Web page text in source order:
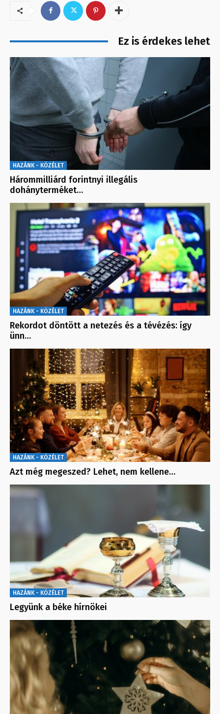
Ez is érdekes lehet
HAZÁNK - KÖZÉLET
Hárommilliárd forintnyi illegális
dohányterméket…
HAZÁNK - KÖZÉLET
Rekordot döntött a netezés és a tévézés: így
ünn…
HAZÁNK - KÖZÉLET
Azt még megeszed? Lehet, nem kellene…
HAZÁNK - KÖZÉLET
Legyünk a béke hírnökei